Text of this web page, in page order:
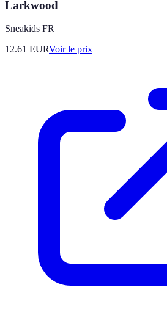
Larkwood
Sneakids FR
12.61 EURVoir le prix